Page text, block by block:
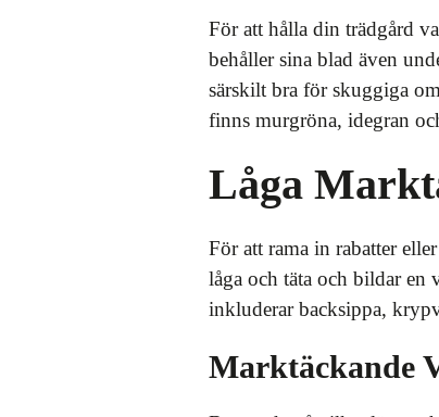
För att hålla din trädgård
behåller sina blad även
särskilt bra för skuggiga
finns murgröna, idegran
Låga
För att rama in rabatter
låga och täta och bildar en
inkluderar backsippa,
Marktäckande